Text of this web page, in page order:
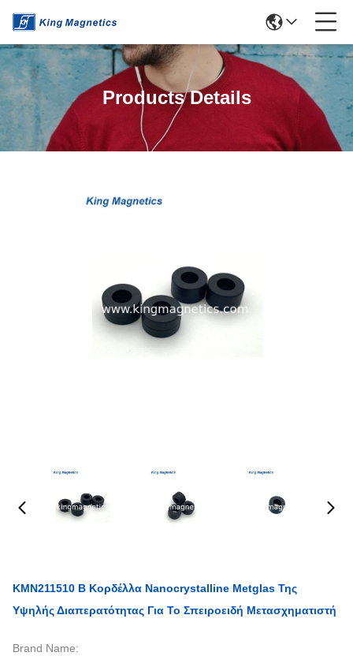
Products Details
KMN211510 Β Κορδέλλα Nanocrystalline Metglas Της
Υψηλής Διαπερατότητας Για Το Σπειροειδή Μετασχηματιστή
Brand Name: